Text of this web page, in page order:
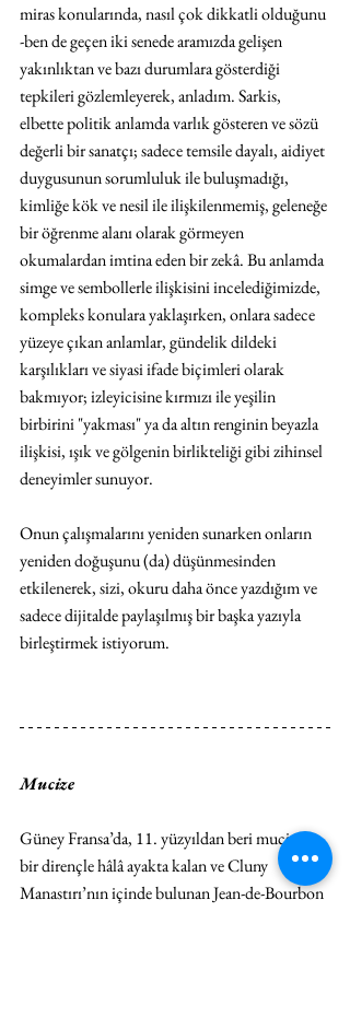
miras konularında, nasıl çok dikkatli olduğunu
-ben de geçen iki senede aramızda gelişen
yakınlıktan ve bazı durumlara gösterdiği
tepkileri gözlemleyerek, anladım. Sarkis,
elbette politik anlamda varlık gösteren ve sözü
değerli bir sanatçı; sadece temsile dayalı, aidiyet
duygusunun sorumluluk ile buluşmadığı,
kimliğe kök ve nesil ile ilişkilenmemiş, geleneğe
bir öğrenme alanı olarak görmeyen
okumalardan imtina eden bir zekâ. Bu anlamda
simge ve sembollerle ilişkisini incelediğimizde,
kompleks konulara yaklaşırken, onlara sadece
yüzeye çıkan anlamlar, gündelik dildeki
karşılıkları ve siyasi ifade biçimleri olarak
bakmıyor; izleyicisine kırmızı ile yeşilin
birbirini "yakması" ya da altın renginin beyazla
ilişkisi, ışık ve gölgenin birlikteliği gibi zihinsel
deneyimler sunuyor.
Onun çalışmalarını yeniden sunarken onların
yeniden doğuşunu (da) düşünmesinden
etkilenerek, sizi, okuru daha önce yazdığım ve
sadece dijitalde paylaşılmış bir başka yazıyla
birleştirmek istiyorum.
Mucize
Güney Fransa’da, 11. yüzyıldan beri mucizevi
bir dirençle hâlâ ayakta kalan ve Cluny
Manastırı’nın içinde bulunan Jean-de-Bourbon